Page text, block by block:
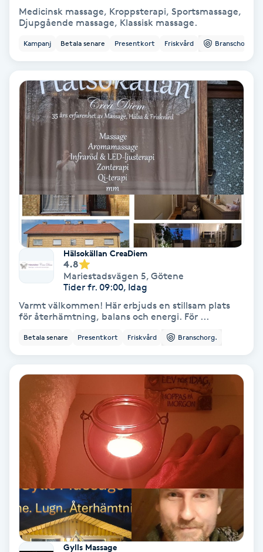
Skäggfärgning
Skäggklippning
Skäggtrimmning
Skönhet
Slingor
Sockring
Spa
Spa manikyr & pedikyr
Spa-manikyr
Spa-pedikyr
Stylist
Sugaring
Svensk massage
Svettbehandling
Tuina-massage
Medicinsk massage, Kroppsterapi, Sportsmassage,
Djupgående massage, Klassisk massage.
Kampanj Betala senare Presentkort Friskvård Branschorg.
Hälsokällan CreaDiem
4.8
Mariestadsvägen 5, Götene
Tider fr. 09:00, Idag
Varmt välkommen! Här erbjuds en stillsam plats
för återhämtning, balans och energi. För ...
Betala senare Presentkort Friskvård Branschorg.
Gylls Massage